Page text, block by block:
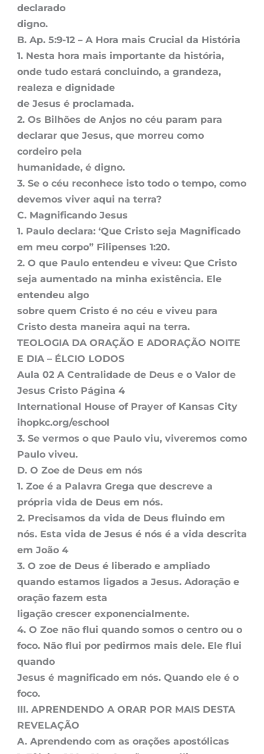
declarado
digno.
B. Ap. 5:9-12 – A Hora mais Crucial da História
1. Nesta hora mais importante da história,
onde tudo estará concluindo, a grandeza,
realeza e dignidade
de Jesus é proclamada.
2. Os Bilhões de Anjos no céu param para
declarar que Jesus, que morreu como
cordeiro pela
humanidade, é digno.
3. Se o céu reconhece isto todo o tempo, como
devemos viver aqui na terra?
C. Magnificando Jesus
1. Paulo declara: ‘Que Cristo seja Magnificado
em meu corpo” Filipenses 1:20.
2. O que Paulo entendeu e viveu: Que Cristo
seja aumentado na minha existência. Ele
entendeu algo
sobre quem Cristo é no céu e viveu para
Cristo desta maneira aqui na terra.
TEOLOGIA DA ORAÇÃO E ADORAÇÃO NOITE
E DIA – ÉLCIO LODOS
Aula 02 A Centralidade de Deus e o Valor de
Jesus Cristo Página 4
International House of Prayer of Kansas City
ihopkc.org/eschool
3. Se vermos o que Paulo viu, viveremos como
Paulo viveu.
D. O Zoe de Deus em nós
1. Zoe é a Palavra Grega que descreve a
própria vida de Deus em nós.
2. Precisamos da vida de Deus fluindo em
nós. Esta vida de Jesus é nós é a vida descrita
em João 4
3. O zoe de Deus é liberado e ampliado
quando estamos ligados a Jesus. Adoração e
oração fazem esta
ligação crescer exponencialmente.
4. O Zoe não flui quando somos o centro ou o
foco. Não flui por pedirmos mais dele. Ele flui
quando
Jesus é magnificado em nós. Quando ele é o
foco.
III. APRENDENDO A ORAR POR MAIS DESTA
REVELAÇÃO
A. Aprendendo com as orações apostólicas